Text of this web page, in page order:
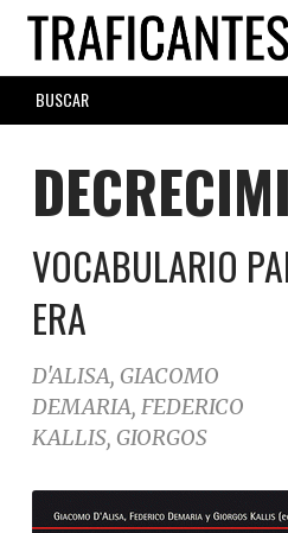
Skip
main
content
SEARCH
FORM
VOCABULARIO PARA UNA NUEVA
ERA
D'ALISA, GIACOMO
DEMARIA, FEDERICO
KALLIS, GIORGOS